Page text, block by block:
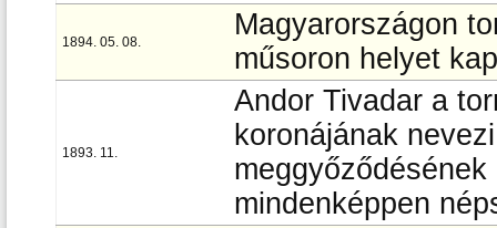
1894. 05. 08.
Magyarországon
műsoron helyet
1893. 11.
Andor Tivadar a
koronájának
mindenképpen